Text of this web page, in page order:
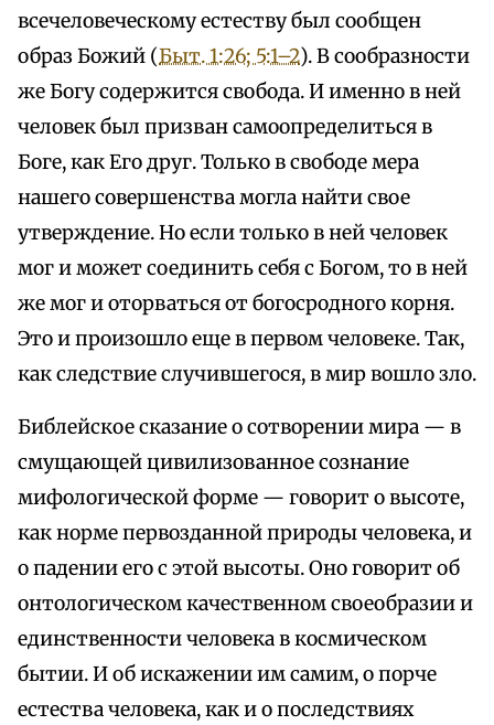
всечеловеческому естеству был сообщен
образ Божий (Быт. 1:26; 5:1–2). В сообразности
же Богу содержится свобода. И именно в ней
человек был призван самоопределиться в
Боге, как Его друг. Только в свободе мера
нашего совершенства могла найти свое
утверждение. Но если только в ней человек
мог и может соединить себя с Богом, то в ней
же мог и оторваться от богосродного корня.
Это и произошло еще в первом человеке. Так,
как следствие случившегося, в мир вошло зло.
Библейское сказание о сотворении мира — в
смущающей цивилизованное сознание
мифологической форме — говорит о высоте,
как норме первозданной природы человека, и
о падении его с этой высоты. Оно говорит об
онтологическом качественном своеобразии и
единственности человека в космическом
бытии. И об искажении им самим, о порче
естества человека, как и о последствиях